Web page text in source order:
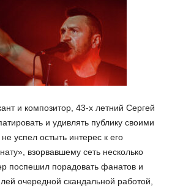
и композитор, 43-х летний Сергей
и удивлять публику своими
успел остыть интерес к его
взорвавшему сеть несколько
поспешил порадовать фанатов и
очередной скандальной работой,